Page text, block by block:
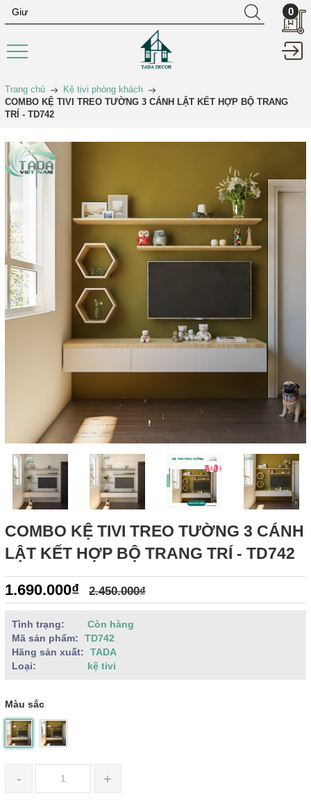
0
Trang chủ
Kệ tivi phòng khách
COMBO KỆ TIVI TREO TƯỜNG 3 CÁNH LẬT KẾT HỢP BỘ TRANG
TRÍ - TD742
COMBO KỆ TIVI TREO TƯỜNG 3 CÁNH
LẬT KẾT HỢP BỘ TRANG TRÍ - TD742
1.690.000₫ 2.450.000₫
Tình trạng:
Còn hàng
Mã sản phẩm:
TD742
Hãng sản xuất:
TADA
Loại:
kệ tivi
Màu sắc
- +